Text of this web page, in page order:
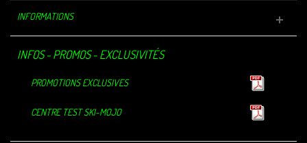
INFORMATIONS
INFOS - PROMOS - EXCLUSIVITÉS
PROMOTIONS EXCLUSIVES
CENTRE TEST SKI-MOJO